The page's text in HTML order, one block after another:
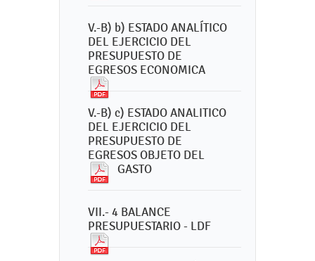
V.-B) b) ESTADO ANALÍTICO
DEL EJERCICIO DEL
PRESUPUESTO DE
EGRESOS ECONOMICA
V.-B) c) ESTADO ANALITICO
DEL EJERCICIO DEL
PRESUPUESTO DE
EGRESOS OBJETO DEL
GASTO
VII.- 4 BALANCE
PRESUPUESTARIO - LDF